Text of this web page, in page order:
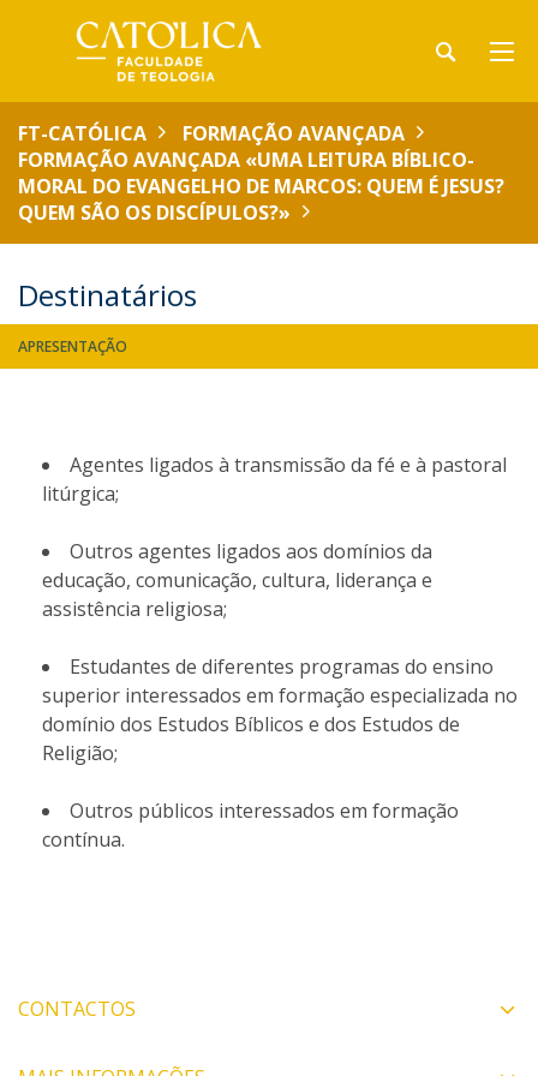
FT-CATÓLICA
FORMAÇÃO AVANÇADA
FORMAÇÃO AVANÇADA «UMA LEITURA BÍBLICO-
MORAL DO EVANGELHO DE MARCOS: QUEM É JESUS?
QUEM SÃO OS DISCÍPULOS?»
Destinatários
APRESENTAÇÃO
Agentes ligados à transmissão da fé e à pastoral
litúrgica;
Outros agentes ligados aos domínios da
educação, comunicação, cultura, liderança e
assistência religiosa;
Estudantes de diferentes programas do ensino
superior interessados em formação especializada no
domínio dos Estudos Bíblicos e dos Estudos de
Religião;
Outros públicos interessados em formação
contínua.
CONTACTOS